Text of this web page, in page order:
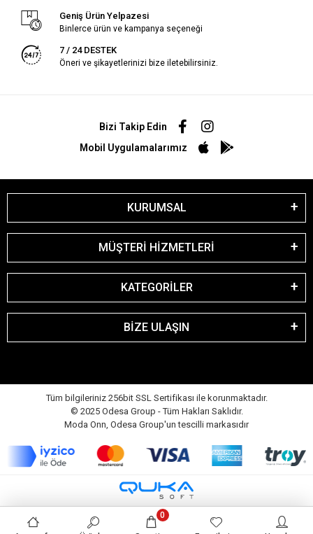
Geniş Ürün Yelpazesi
Binlerce ürün ve kampanya seçeneği
7 / 24 DESTEK
Öneri ve şikayetlerinizi bize iletebilirsiniz.
Bizi Takip Edin
Mobil Uygulamalarımız
KURUMSAL
MÜŞTERİ HİZMETLERİ
KATEGORİLER
BİZE ULAŞIN
Tüm bilgileriniz 256bit SSL Sertifikası ile korunmaktadır.
© 2025 Odesa Group - Tüm Hakları Saklıdır.
Moda Onn, Odesa Group'un tescilli markasıdır
0